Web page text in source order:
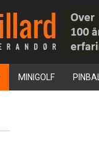
MINIGOLF